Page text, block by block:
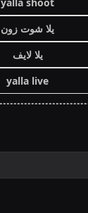
يلا شوت زون
يلا لايف
yalla live